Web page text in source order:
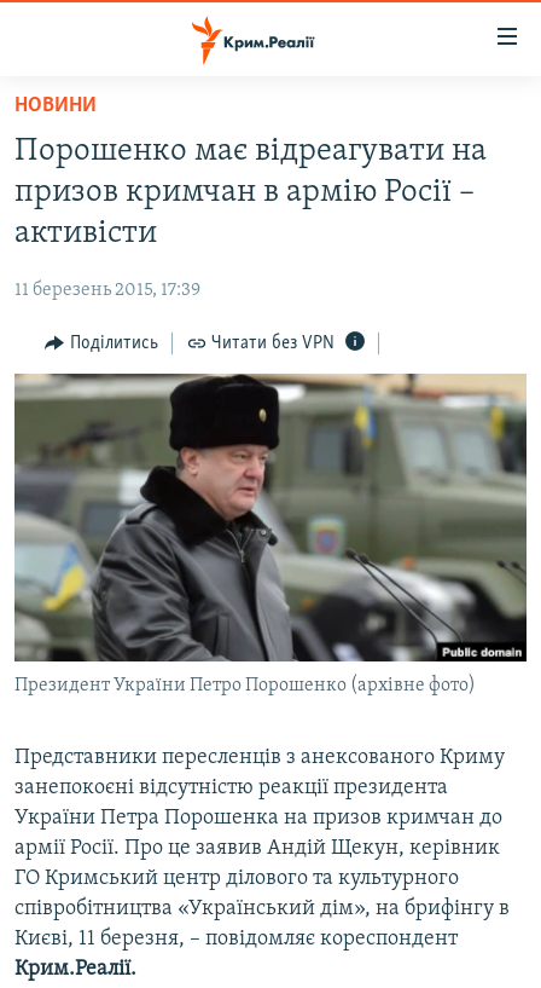
Перейти
основного
матеріалу
Перейти
до
основної
навігації
Перейти
до
пошуку
ВОДА.КРИМ
ВІДЕО ТА ФОТО
БЛОГИ
ПОГЛЯД
ІНТЕРВ'Ю
ВСЕ ЗА ДЕНЬ
СПЕЦПРОЕКТИ
ДЕПОРТАЦІЯ
ВІДЕОУРОКИ «ELIFBE»
СВІДЧЕННЯ ОКУПАЦІЇ
УКРАЇНСЬКА ПРОБЛЕМА КРИМУ
ІНФОГРАФІКА
ЯК ОБІЙТИ БЛОКУВАННЯ
Русский
Qırımtatar
ДОЛУЧАЙСЯ!
Усі сайти RFE/RL
НОВИНИ
Порошенко має відреагувати на
призов кримчан в армію Росії –
активісти
11 березень 2015, 17:39
Поділитись Читати без VPN
Президент України Петро Порошенко (архівне фото)
Представники пересленців з анексованого Криму
занепокоєні відсутністю реакції президента
України Петра Порошенка на призов кримчан до
армії Росії. ​Про це заявив Андій Щекун, керівник
ГО Кримський центр ділового та культурного
співробітництва «Український дім», на брифінгу в
Києві, 11 березня, – повідомляє кореспондент
Крим.Реалії.